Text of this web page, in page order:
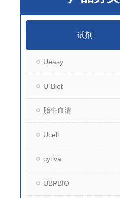
试剂
Ueasy
U-Blot
胎牛血清
Ucell
cytiva
UBPBIO